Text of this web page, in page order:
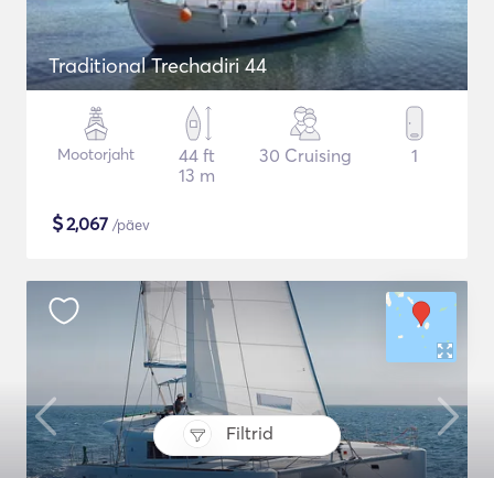
Filtrid
Traditional Trechadiri 44
Mootorjaht
44 ft
13 m
30 Cruising 1
$2,067 /päev